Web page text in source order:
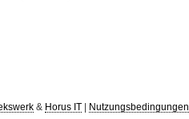
& Horus IT Nutzungsbedingungen